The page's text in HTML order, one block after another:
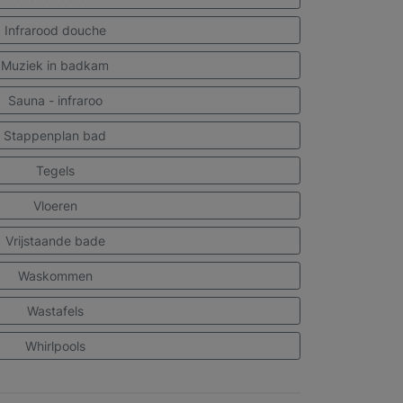
Infrarood douche
Muziek in badkam
Sauna - infraroo
Stappenplan bad
Tegels
Vloeren
Vrijstaande bade
Waskommen
Wastafels
Whirlpools